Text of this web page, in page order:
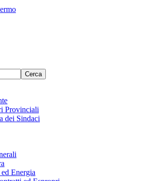
Provinciali
dei Sindaci
Energia